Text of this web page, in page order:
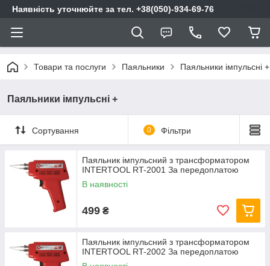
Наявність уточнюйте за тел. +38(050)-934-69-76
Товари та послуги Паяльники Паяльники імпульсні +
Паяльники імпульсні +
Сортування 0 Фільтри
Паяльник імпульсний з трансформатором
INTERTOOL RT-2001 За передоплатою
В наявності
499 ₴
Паяльник імпульсний з трансформатором
INTERTOOL RT-2002 За передоплатою